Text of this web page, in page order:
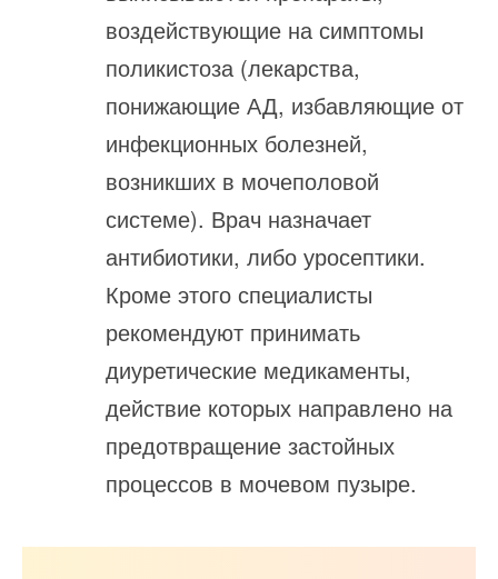
воздействующие на симптомы
поликистоза (лекарства,
понижающие АД, избавляющие от
инфекционных болезней,
возникших в мочеполовой
системе). Врач назначает
антибиотики, либо уросептики.
Кроме этого специалисты
рекомендуют принимать
диуретические медикаменты,
действие которых направлено на
предотвращение застойных
процессов в мочевом пузыре.